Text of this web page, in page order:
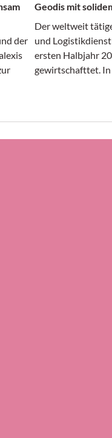
der
Geodis mit
Der weltweit
und
ersten Halbjahr
gewirtschafttet.
Prozent halten